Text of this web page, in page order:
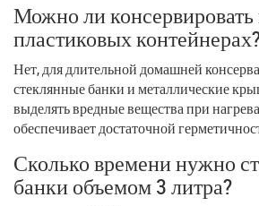
Можно ли консервировать
пластиковых
Нет, для длительной домашней
стеклянные банки и металлические
выделять вредные вещества при
обеспечивает достаточной
Сколько времени нужно
банки объемом 3 литра?